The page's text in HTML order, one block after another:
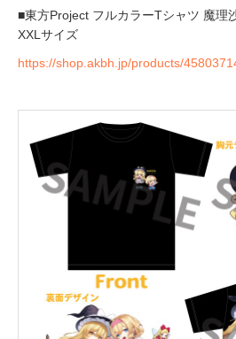
■東方Project フルカラーTシャツ 魔理
XXLサイズ
https://shop.akbh.jp/products/